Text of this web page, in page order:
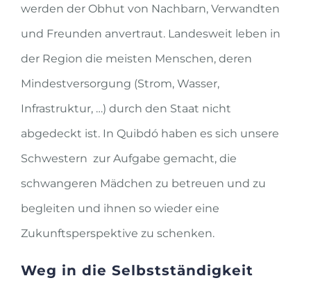
werden der Obhut von Nachbarn, Verwandten
und Freunden anvertraut. Landesweit leben in
der Region die meisten Menschen, deren
Mindestversorgung (Strom, Wasser,
Infrastruktur, …) durch den Staat nicht
abgedeckt ist. In Quibdó haben es sich unsere
Schwestern zur Aufgabe gemacht, die
schwangeren Mädchen zu betreuen und zu
begleiten und ihnen so wieder eine
Zukunftsperspektive zu schenken.
Weg in die Selbstständigkeit